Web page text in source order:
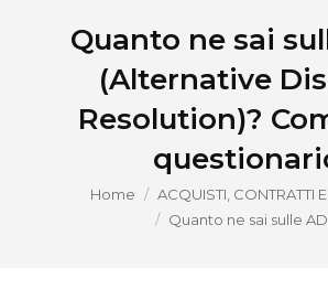
Quanto ne sai
(Alternative
Resolution)?
You are here:
Home
ACQUISTI, CONTRATTI
Quanto ne sai sulle